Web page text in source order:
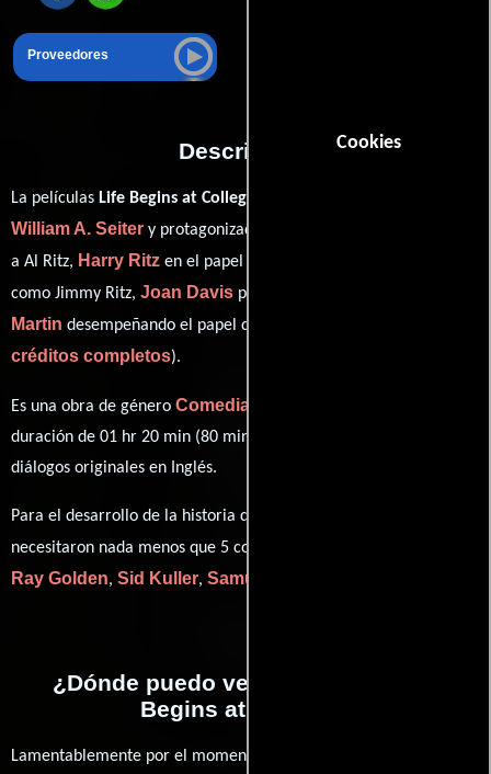
Cookies
Proveedores
Descripción
La películas Life Begins at College
William A. Seiter y protagonizada por
a Al Ritz, Harry Ritz en el papel de Harry Ritz,
como Jimmy Ritz, Joan Davis personificando a Inez y
Martin desempeñando el papel de Líder de la banda (
créditos completos).
Es una obra de género Comedia
duración de 01 hr 20 min (80 minutos), esta película tiene
diálogos originales en Inglés.
Para el desarrollo de la historia que cuenta esta obra, se
necesitaron nada menos que 5 colaboraciones.
Ray Golden, Sid Kuller, Samuel Pokrass
¿Dónde puedo ver la películas Life
Begins at College?
Lamentablemente por el momento no contamos con enlaces a